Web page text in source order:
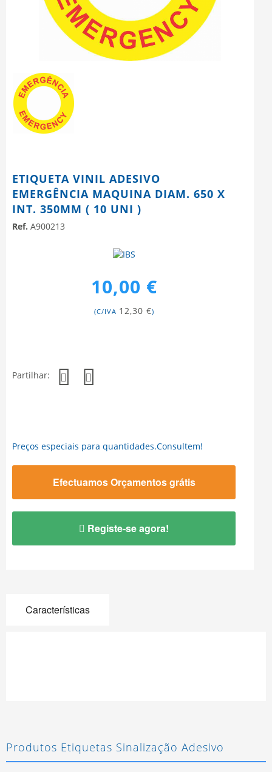
ETIQUETA VINIL ADESIVO
EMERGÊNCIA MAQUINA DIAM. 650 X
INT. 350MM ( 10 UNI )
Ref. A900213
10,00 €
(C/IVA 12,30 €)
Partilhar:
Preços especiais para quantidades.Consultem!
Efectuamos Orçamentos grátis
Registe-se agora!
Características
Produtos Etiquetas Sinalização Adesivo